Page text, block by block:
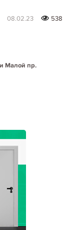
08.02.23
538
Малой пр.